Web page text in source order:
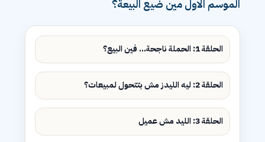
الموسم الاول مين ضيع البيعة؟
الحلقة 1: الحملة ناجحة... فين البيع؟
الحلقة 2: ليه الليدز مش بتتحول لمبيعات؟
الحلقة 3: الليد مش عميل